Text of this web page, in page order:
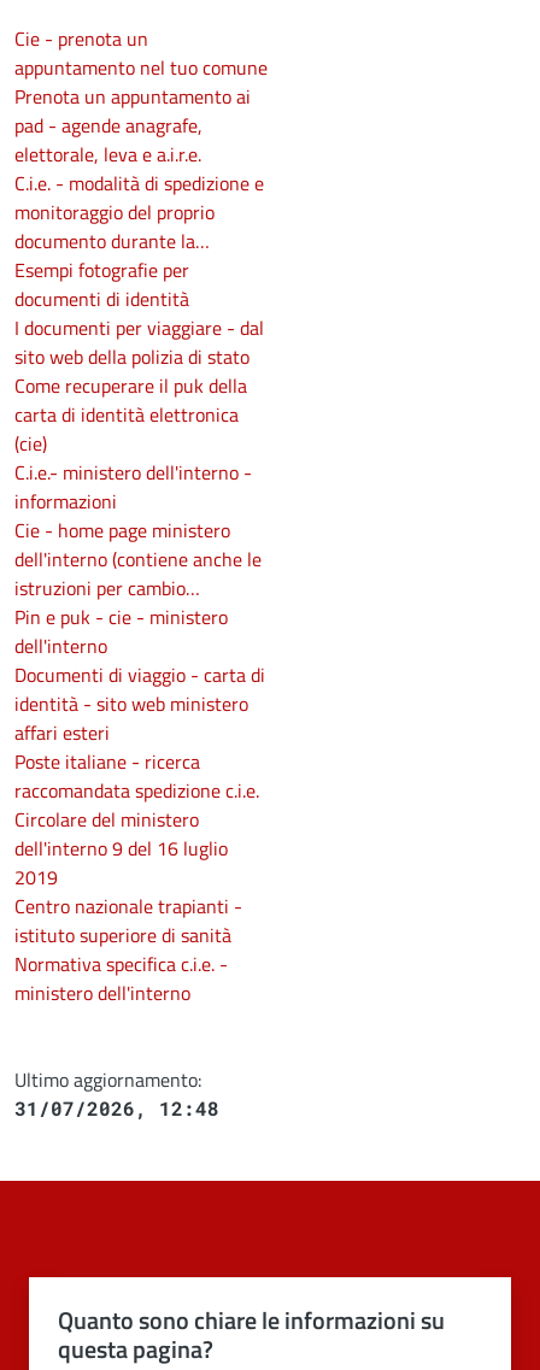
Cie - prenota un
appuntamento nel tuo comune
Prenota un appuntamento ai
pad - agende anagrafe,
elettorale, leva e a.i.r.e.
C.i.e. - modalità di spedizione e
monitoraggio del proprio
documento durante la…
Esempi fotografie per
documenti di identità
I documenti per viaggiare - dal
sito web della polizia di stato
Come recuperare il puk della
carta di identità elettronica
(cie)
C.i.e.- ministero dell'interno -
informazioni
Cie - home page ministero
dell'interno (contiene anche le
istruzioni per cambio…
Pin e puk - cie - ministero
dell'interno
Documenti di viaggio - carta di
identità - sito web ministero
affari esteri
Poste italiane - ricerca
raccomandata spedizione c.i.e.
Circolare del ministero
dell'interno 9 del 16 luglio
2019
Centro nazionale trapianti -
istituto superiore di sanità
Normativa specifica c.i.e. -
ministero dell'interno
Ultimo aggiornamento:
31/07/2026, 12:48
Quanto sono chiare le informazioni su
questa pagina?